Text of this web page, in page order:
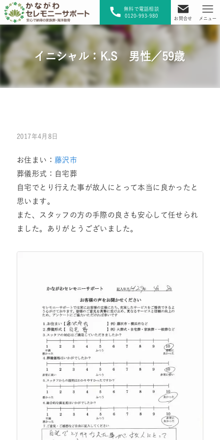
無料で電話相談
0120-993-980
お問合せ メニュー
イニシャル：K.S 男性／59歳
2017年4月8日
お住まい： 藤沢市
葬儀形式：自宅葬
自宅でとり行えた事が故人にとって本当に良かったと
思います。
また、スタッフの方の手際の良さも安心して任せられ
ました。ありがとうございました。